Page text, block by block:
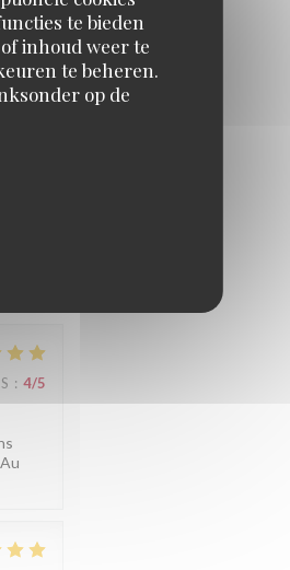
te bieden
inhoud weer te
te beheren.
op de
le
: 4/5